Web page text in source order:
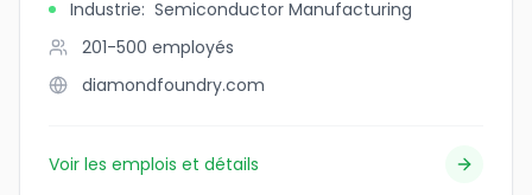
Industrie: Semiconductor Manufacturing
201-500 employés
diamondfoundry.com
Voir les emplois et détails